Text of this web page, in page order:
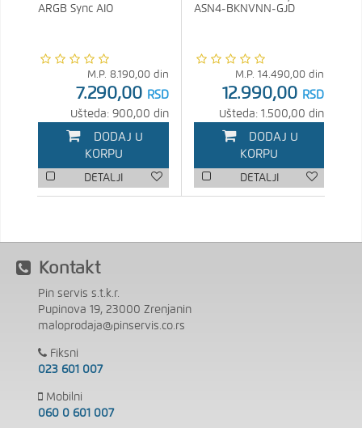
ARGB Sync AIO
M.P. 8.190,00 din
7.290,00 RSD
Ušteda: 900,00 din
DODAJ U
KORPU
DETALJI
ASN4-BKNVNN-GJD
M.P. 14.490,00 din
12.990,00 RSD
Ušteda: 1.500,00 din
DODAJ U
KORPU
DETALJI
Kontakt
Pin servis s.t.k.r.
Pupinova 19, 23000 Zrenjanin
maloprodaja@pinservis.co.rs
Fiksni
023 601 007
Mobilni
060 0 601 007